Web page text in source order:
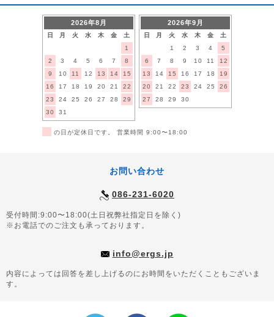
2026年8月
日 月 火 水 木 金
土
1
2
3 4 5 6 7
8
9
10 11 12 13 14
15
16
17 18 19 20 21
22
23
24 25 26 27 28
29
30
31
2026年9月
日 月 火 水 木 金
土
1
2 3 4
5
6
7 8 9 10 11
12
13
14 15 16 17 18
19
20
21 22 23 24 25
26
27
28 29 30
の日が定休日です。 営業時間 9:00〜18:00
お問い合わせ
086-231-6020
受付時間:9:00〜18:00(土日祝弊社指定日を除く)
※お電話でのご注文も承っております。
info@ergs.jp
内容によっては回答を差し上げるのにお時間をいただくこともございま
す。